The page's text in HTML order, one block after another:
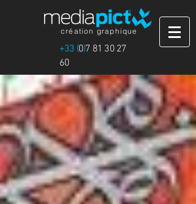
création graphique
+33 (0)7 81 30 27
60